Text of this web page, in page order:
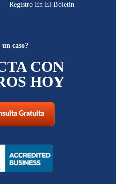
Registro En El Boletín
un caso?
CON
HOY
Gratuita